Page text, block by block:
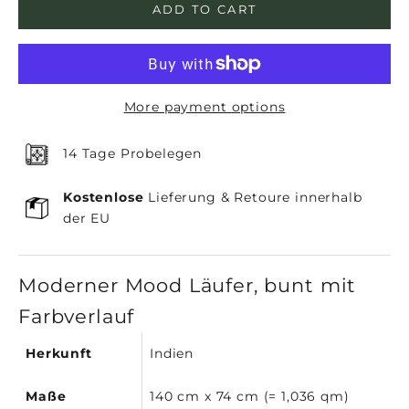
ADD TO CART
More payment options
14 Tage Probelegen
Kostenlose Lieferung & Retoure innerhalb
der EU
Moderner Mood Läufer, bunt mit
Farbverlauf
Herkunft Indien
Maße 140 cm x 74 cm (= 1,036 qm)